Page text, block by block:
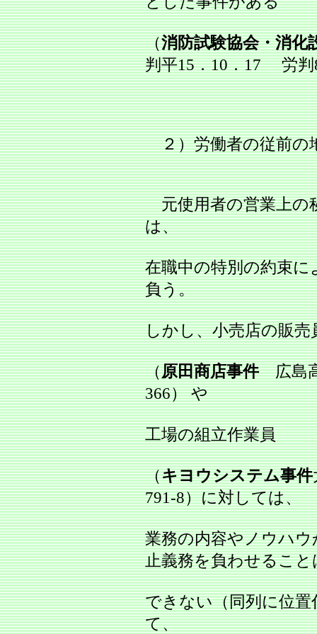
（消防試験協会・消化
判平15．10．17 労判
２）労働者の従前の
元使用者の営業上の
は、
在職中の特別の約束
負う。
しかし、小売店の販売
（原田商店事件広島高
366） や
工場の組立作業員
（キヨウシステム事件
791‐8）に対しては、
業務の内容やノウハ
止義務を負わせること
できない（同列に位
て、